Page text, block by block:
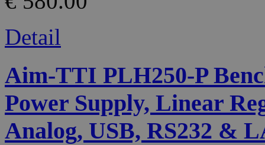
Detail
Aim-TTI PLH250-P
Power Supply, Linear
Analog, USB, RS232 &